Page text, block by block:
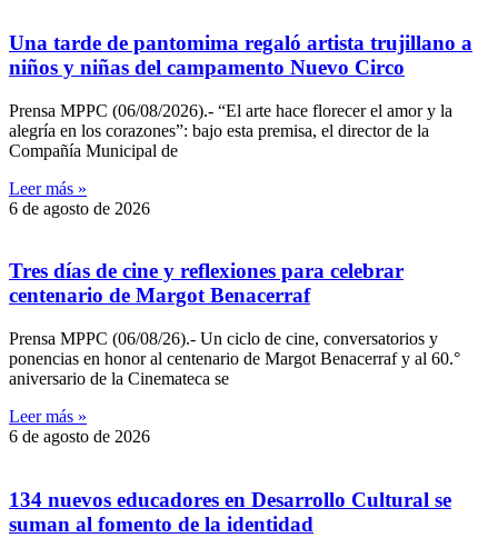
Una tarde de pantomima regaló artista trujillano a
niños y niñas del campamento Nuevo Circo
Prensa MPPC (06/08/2026).- “El arte hace florecer el amor y la
alegría en los corazones”: bajo esta premisa, el director de la
Compañía Municipal de
Leer más »
6 de agosto de 2026
Tres días de cine y reflexiones para celebrar
centenario de Margot Benacerraf
Prensa MPPC (06/08/26).- Un ciclo de cine, conversatorios y
ponencias en honor al centenario de Margot Benacerraf y al 60.°
aniversario de la Cinemateca se
Leer más »
6 de agosto de 2026
134 nuevos educadores en Desarrollo Cultural se
suman al fomento de la identidad